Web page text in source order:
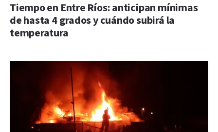
Tiempo en Entre Ríos: anticipan mínimas
de hasta 4 grados y cuándo subirá la
temperatura